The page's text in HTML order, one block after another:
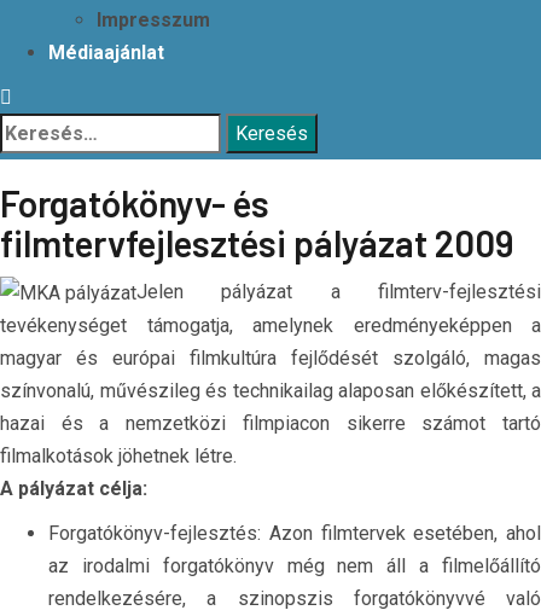
Impresszum
Médiaajánlat
Keresés:
Forgatókönyv- és
filmtervfejlesztési pályázat 2009
Jelen pályázat a filmterv-fejlesztési
tevékenységet támogatja, amelynek eredményeképpen a
magyar és európai filmkultúra fejlődését szolgáló, magas
színvonalú, művészileg és technikailag alaposan előkészített, a
hazai és a nemzetközi filmpiacon sikerre számot tartó
filmalkotások jöhetnek létre.
A pályázat célja:
Forgatókönyv-fejlesztés: Azon filmtervek esetében, ahol
az irodalmi forgatókönyv még nem áll a filmelőállító
rendelkezésére, a szinopszis forgatókönyvvé való